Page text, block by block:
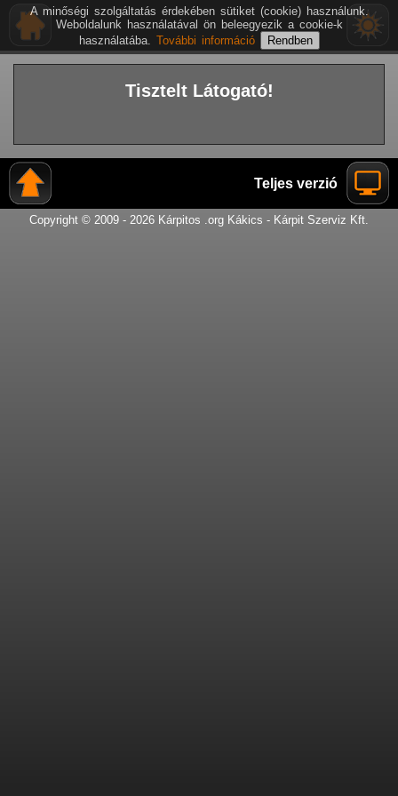
Tisztelt Látogató!
Teljes verzió
Copyright © 2009 - 2026 Kárpitos .org Kákics - Kárpit Szerviz Kft.
A minőségi szolgáltatás érdekében sütiket (cookie) használunk.
Weboldalunk használatával ön beleegyezik a cookie-k
használatába. További információ